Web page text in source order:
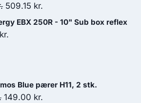
Den
oprindelige
pris
509.15 kr.
aktuelle
EBX 250R - 10" Sub box reflex
kr.
Blue pærer H11, 2 stk.
Den
149.00 kr.